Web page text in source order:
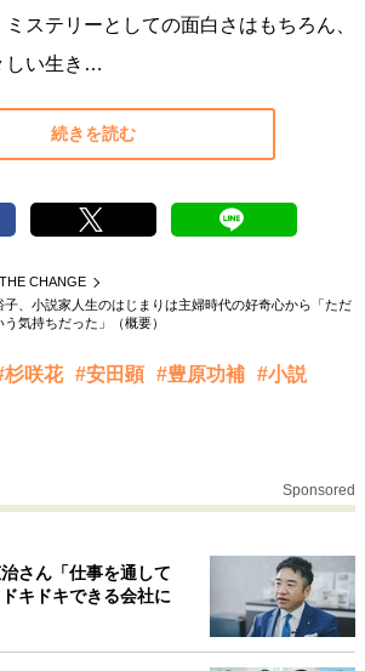
美しさの哲学
病が教えてくれたこと
60代のネクストステージ
ー
ステリーとしての面白さはもちろん、
しい生き…
続きを読む
CHANGE
子、小説家人生のはじまりは主婦時代の好奇心から「ただ
気持ちだった」（概要）
杉咲花 #安田顕 #豊原功補 #小説
Sponsored
さん「仕事を通して
キドキできる会社に